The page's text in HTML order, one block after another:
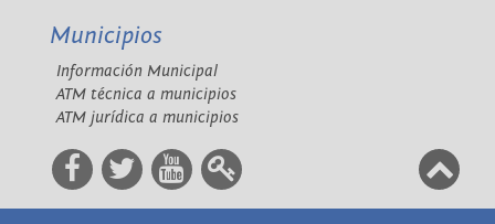
Municipios
Información Municipal
ATM técnica a municipios
ATM jurídica a municipios